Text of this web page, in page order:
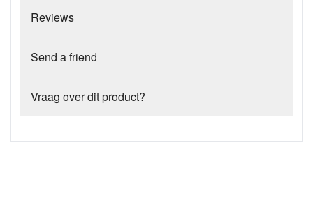
Reviews
Send a friend
Vraag over dit product?